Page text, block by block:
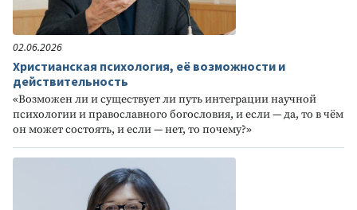
02.06.2026
Христианская психология, её возможности и
действительность
«Возможен ли и существует ли путь интеграции научной
психологии и православного богословия, и если — да, то в чём
он может состоять, и если — нет, то почему?»